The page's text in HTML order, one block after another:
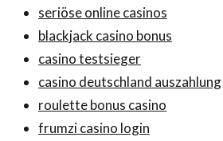
seriöse online casinos
blackjack casino bonus
casino testsieger
casino deutschland auszahlung
roulette bonus casino
frumzi casino login